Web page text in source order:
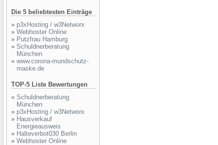
Die 5 beliebtesten Einträge
» p3xHosting / w3Networx
» Webhoster Online
» Putzfrau Hamburg
» Schuldnerberatung
München
» www.corona-mundschutz-
maske.de
TOP-5 Liste Bewertungen
» Schuldnerberatung
München
» p3xHosting / w3Networx
» Hausverkauf
Energieausweis
» Halteverbot030 Berlin
» Webhoster Online